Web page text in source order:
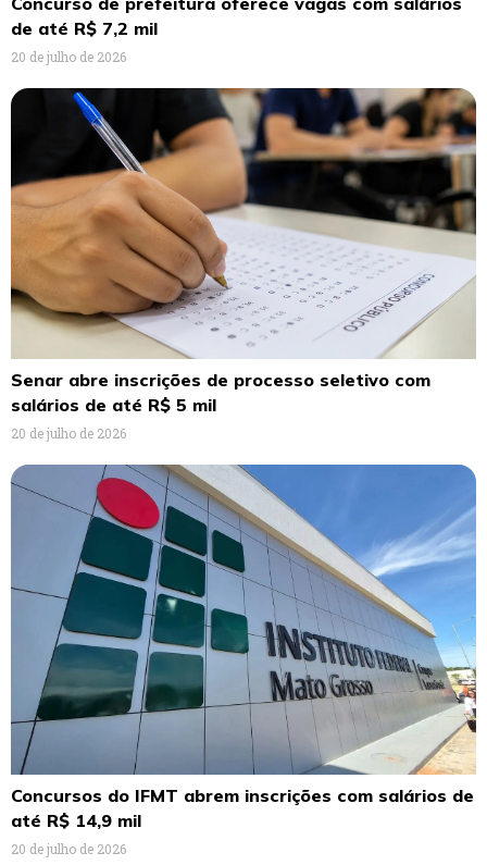
de até R$ 7,2 mil
20 de julho de 2026
Senar abre inscrições de processo seletivo com
salários de até R$ 5 mil
20 de julho de 2026
Concursos do IFMT abrem inscrições com salários de
até R$ 14,9 mil
20 de julho de 2026